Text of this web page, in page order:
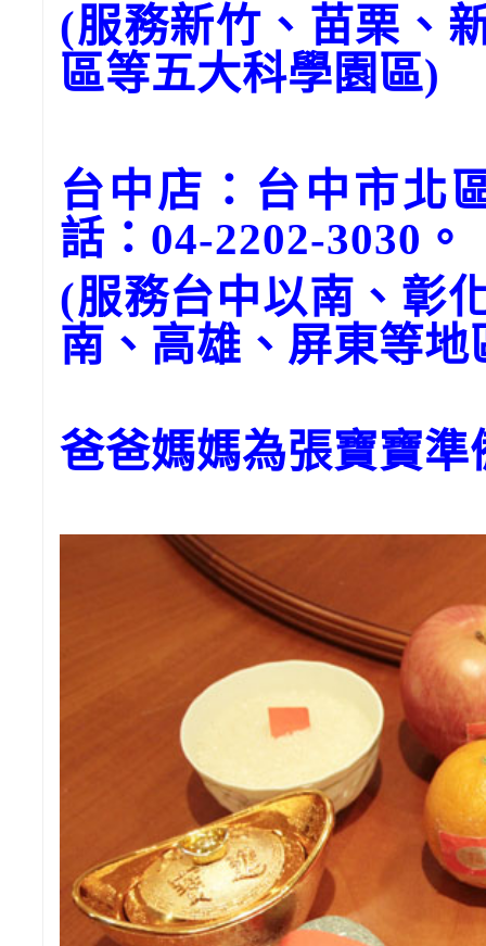
(服務新竹、苗栗、
區等五大科學園區)
台中店：台中市北
話：04-2202-3030。
(服務台中以南、彰
南、高雄、屏東等地
爸爸媽媽為張寶寶